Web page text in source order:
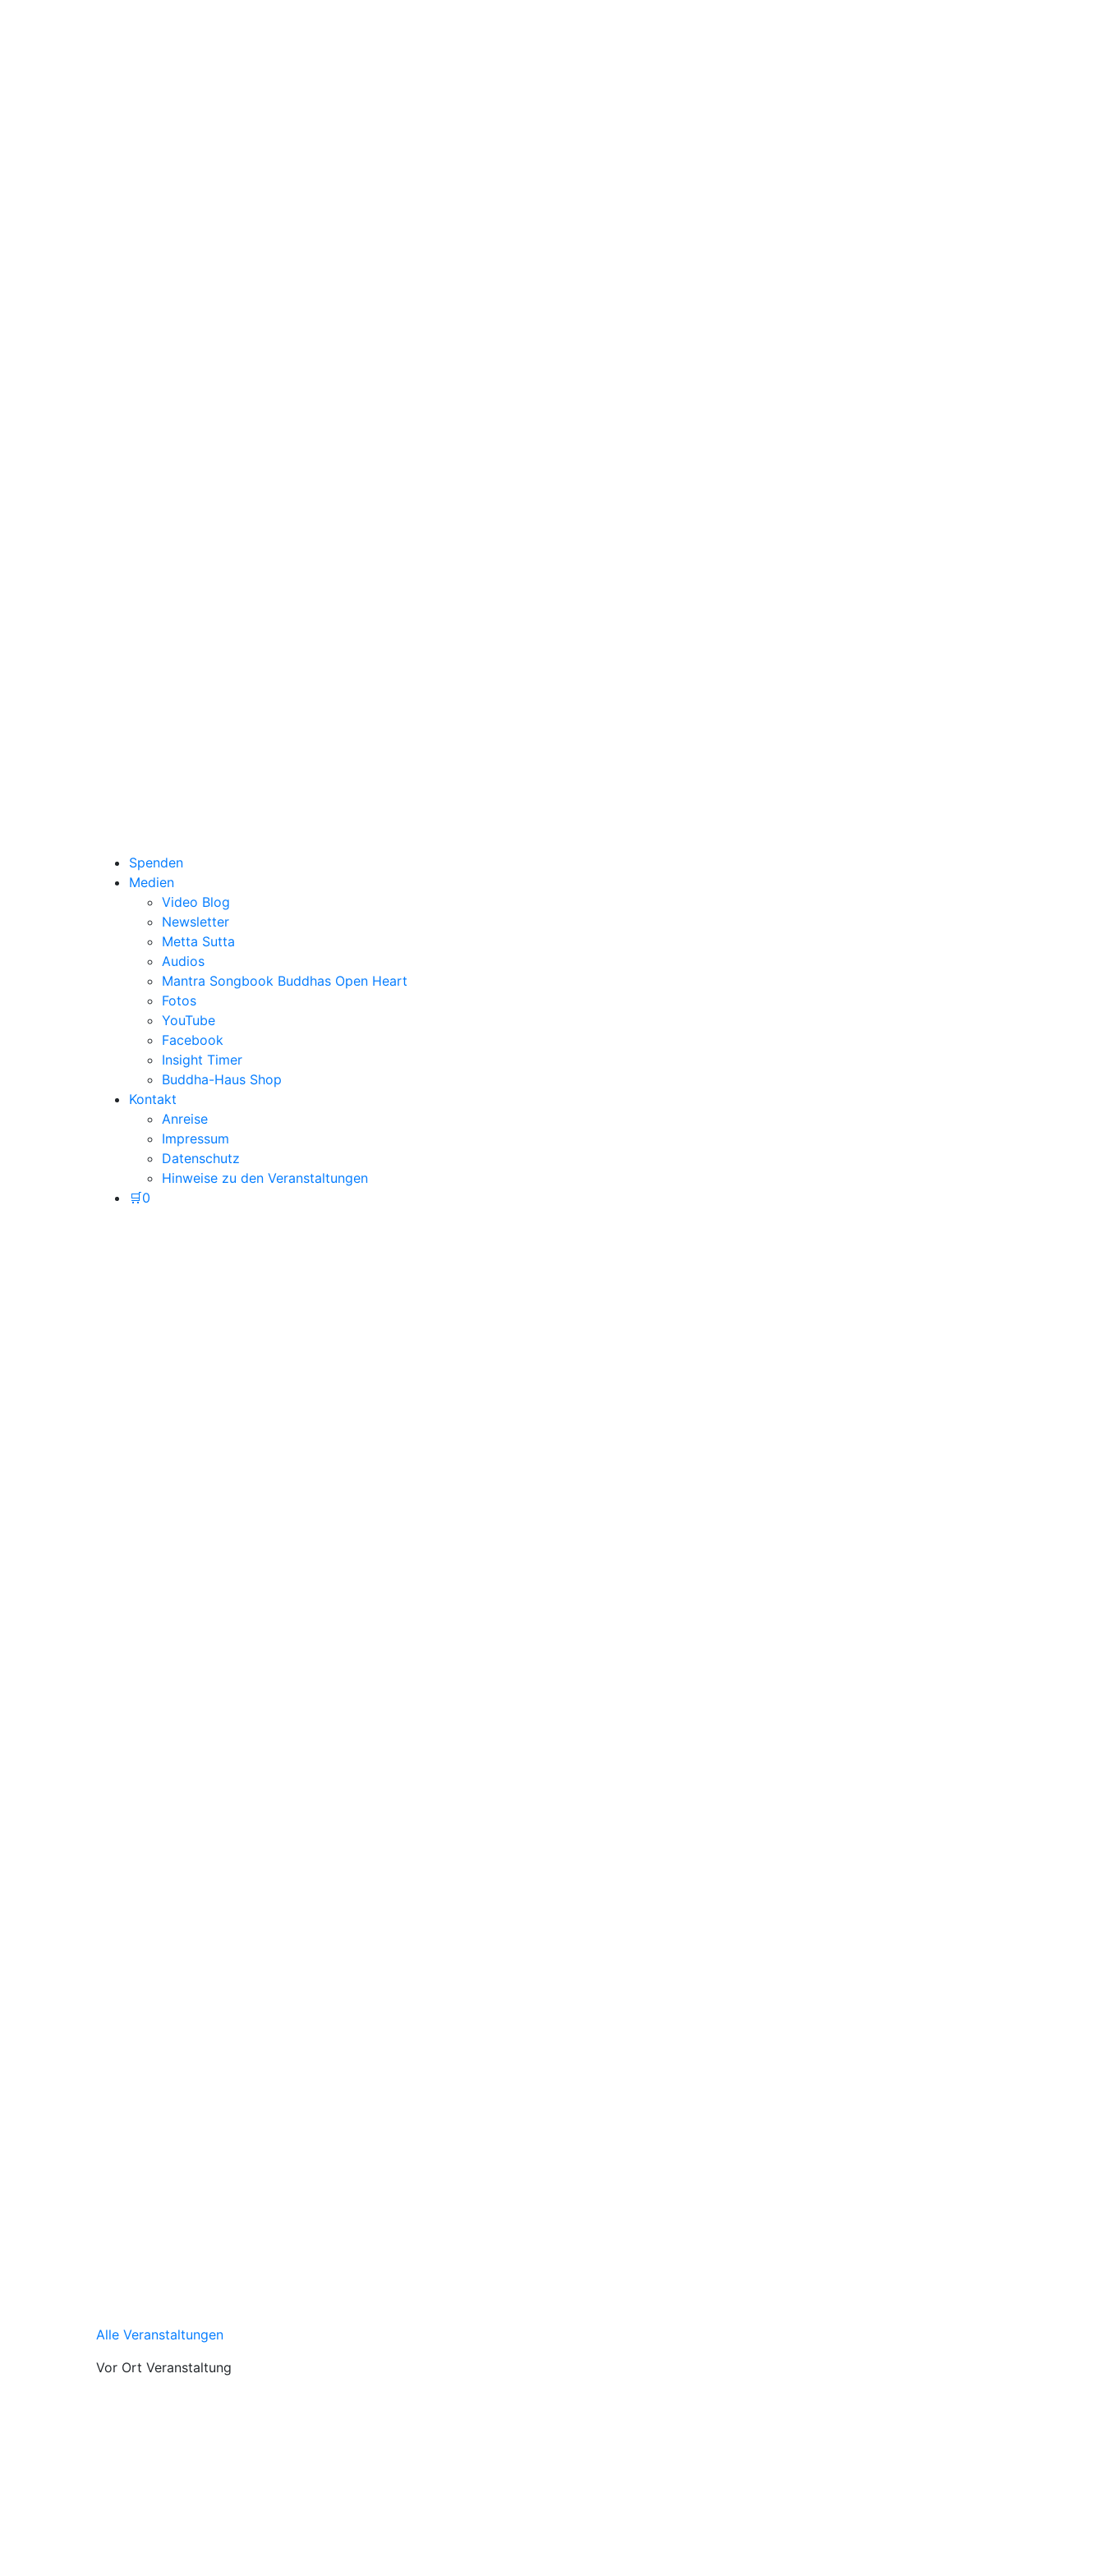
Spenden
Medien
Video Blog
Newsletter
Metta Sutta
Audios
Mantra Songbook Buddhas Open Heart
Fotos
YouTube
Facebook
Insight Timer
Buddha-Haus Shop
Kontakt
Anreise
Impressum
Datenschutz
Hinweise zu den Veranstaltungen
🛒0
Alle Veranstaltungen
Vor Ort Veranstaltung